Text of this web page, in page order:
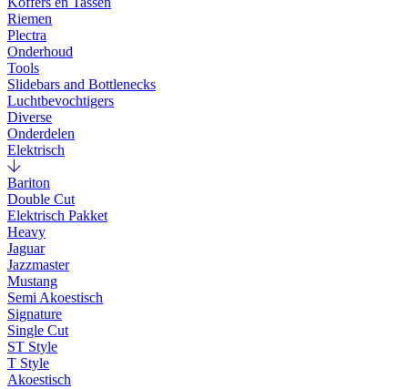
Riemen
Plectra
Onderhoud
Tools
Slidebars and Bottlenecks
Luchtbevochtigers
Diverse
Onderdelen
Elektrisch
Bariton
Double Cut
Elektrisch Pakket
Heavy
Jaguar
Jazzmaster
Mustang
Semi Akoestisch
Signature
Single Cut
ST Style
T Style
Akoestisch